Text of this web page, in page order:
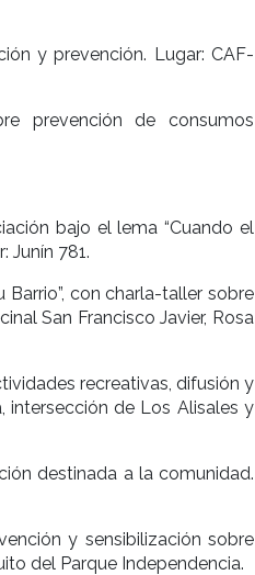
y prevención. Lugar: CAF-
prevención de consumos
bajo el lema “Cuando el
Junín 781.
con charla-taller sobre
San Francisco Javier, Rosa
recreativas, difusión y
intersección de Los Alisales y
destinada a la comunidad.
y sensibilización sobre
del Parque Independencia.